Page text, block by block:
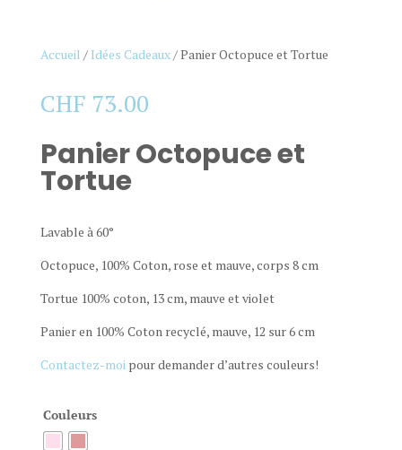
Accueil / Idées Cadeaux/ Panier Octopuce et Tortue
CHF 73.00
Panier Octopuce et
Tortue
Lavable à 60°
Octopuce, 100% Coton, rose et mauve, corps 8 cm
Tortue 100% coton, 13 cm, mauve et violet
Panier en 100% Coton recyclé, mauve, 12 sur 6 cm
Contactez-moipour demander d’autres couleurs!
Couleurs